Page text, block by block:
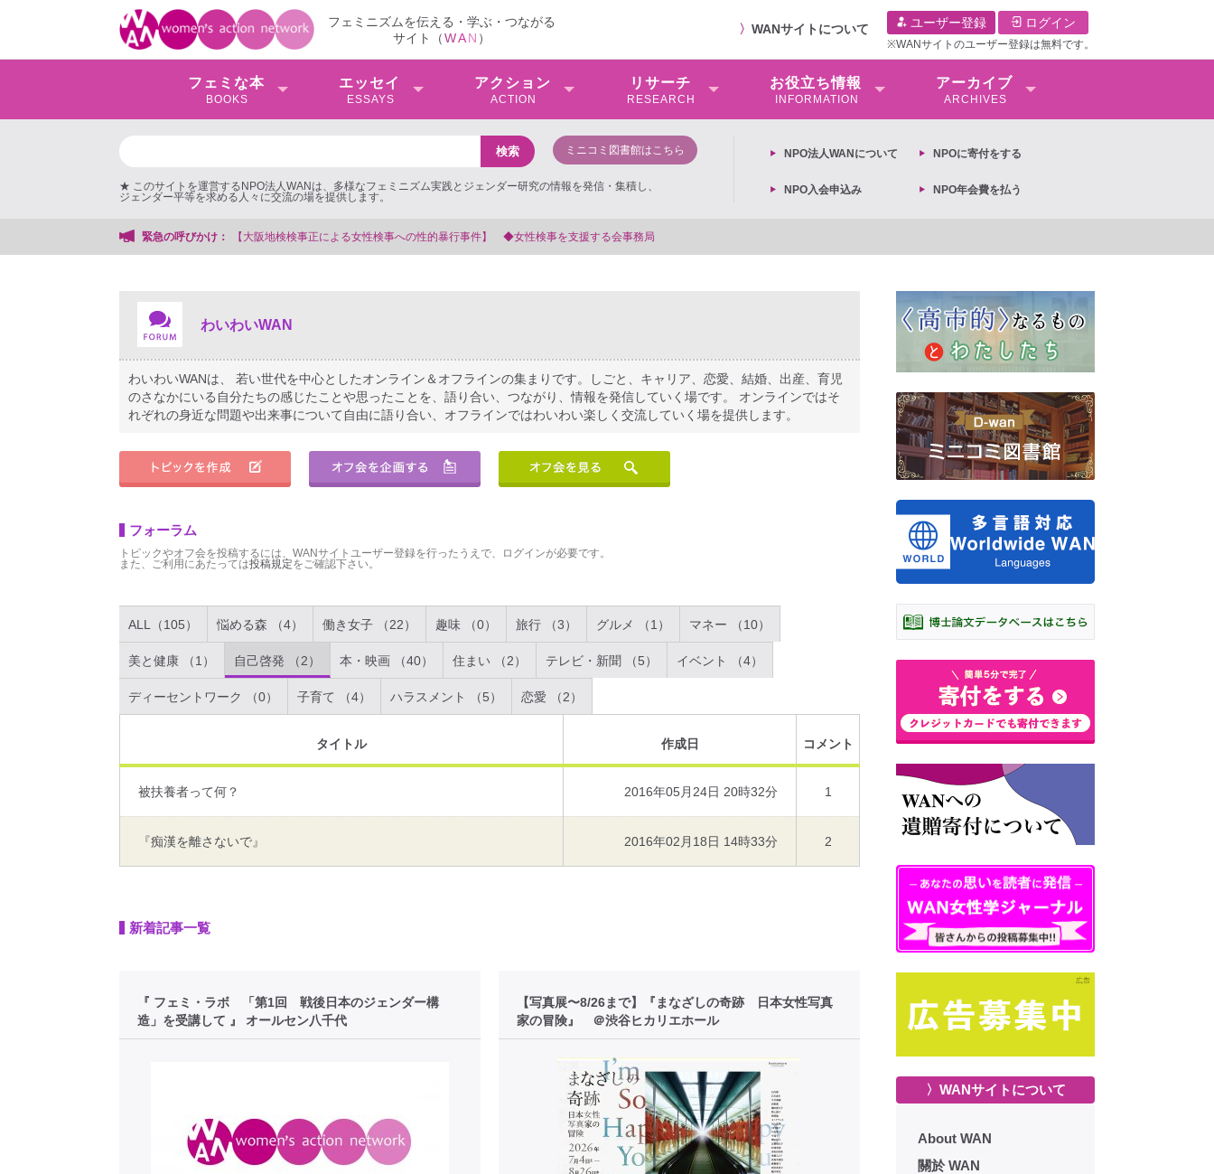
フェミニズムを伝える・学ぶ・つながる
サイト（WAN ）
〉 WANサイトについて ユーザー登録 ログイン
※WANサイトのユーザー登録は無料です。
フェミな本
BOOKS
エッセイ
ESSAYS
アクション
ACTION
リサーチ
RESEARCH
お役⽴ち情報
INFORMATION
アーカイブ
ARCHIVES
ミニコミ図書館はこちら
★ このサイトを運営するNPO法人WANは、多様なフェミニズム実践とジェンダー研究の情報を発信・集積し、
ジェンダー平等を求める人々に交流の場を提供します。
NPO法⼈WANについて NPOに寄付をする
NPO入会申込み NPO年会費を払う
緊急の呼びかけ： 【抗議文】2026年3月13日第6次男女共同参画基本計画の閣議決定への抗議文 ◆女性差別撤廃条約実現アクション 亀永能布子
わいわいWAN
わいわいWANは、 若い世代を中心としたオンライン＆オフラインの集まりです。しごと、キャリア、恋愛、結婚、出産、育児
のさなかにいる自分たちの感じたことや思ったことを、語り合い、つながり、情報を発信していく場です。 オンラインではそ
れぞれの身近な問題や出来事について自由に語り合い、オフラインではわいわい楽しく交流していく場を提供します。
フォーラム
トピックやオフ会を投稿するには、WANサイトユーザー登録を行ったうえで、ログインが必要です。
また、ご利用にあたっては投稿規定をご確認下さい。
ALL（105） 悩める森 （4） 働き女子 （22） 趣味 （0） 旅行 （3） グルメ （1） マネー （10）
美と健康 （1） 自己啓発 （2） 本・映画 （40） 住まい （2） テレビ・新聞 （5） イベント （4）
ディーセントワーク （0） 子育て （4） ハラスメント （5） 恋愛 （2）
タイトル 作成日 コメント
被扶養者って何？ 2016年05月24日 20時32分 1
『痴漢を離さないで』 2016年02月18日 14時33分 2
新着記事一覧
『 フェミ・ラボ 「第1回 戦後日本のジェンダー構
造」を受講して 』 オールセン八千代
【写真展〜8/26まで】『まなざしの奇跡 日本女性写真
家の冒険』 ＠渋谷ヒカリエホール
〉WANサイトについて
About WAN
關於 WAN